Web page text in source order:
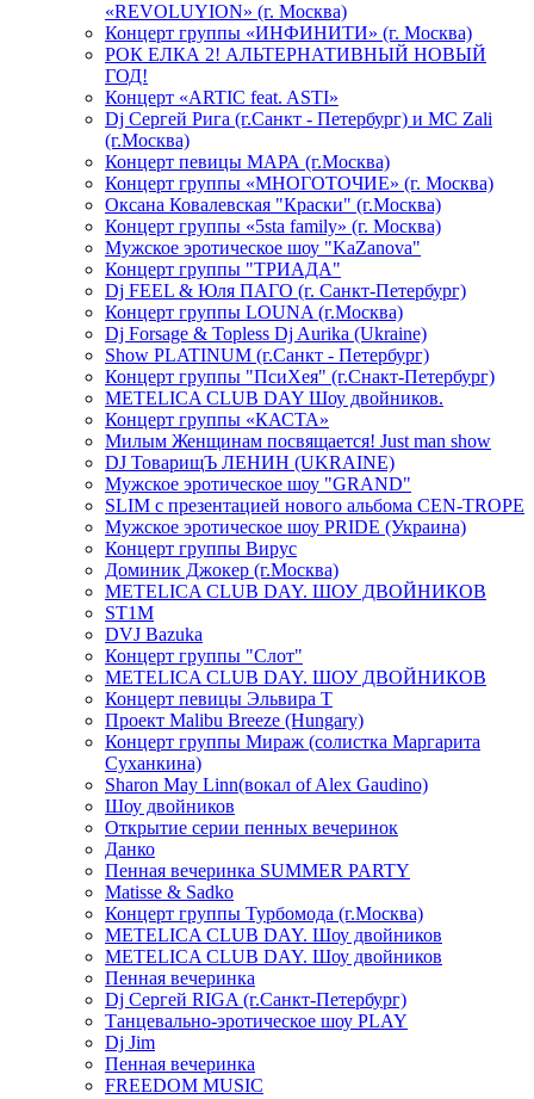
«REVOLUYION» (г. Москва)
Концерт группы «ИНФИНИТИ» (г. Москва)
РОК ЕЛКА 2! АЛЬТЕРНАТИВНЫЙ НОВЫЙ
ГОД!
Концерт «ARTIC feat. ASTI»
Dj Сергей Рига (г.Санкт - Петербург) и MC Zali
(г.Москва)
Концерт певицы МАРА (г.Москва)
Концерт группы «МНОГОТОЧИЕ» (г. Москва)
Оксана Ковалевская "Краски" (г.Москва)
Концерт группы «5sta family» (г. Москва)
Мужское эротическое шоу "KaZanova"
Концерт группы "ТРИАДА"
Dj FEEL & Юля ПАГО (г. Санкт-Петербург)
Концерт группы LOUNA (г.Москва)
Dj Forsage & Topless Dj Aurika (Ukraine)
Show PLATINUM (г.Санкт - Петербург)
Концерт группы "ПсиХея" (г.Снакт-Петербург)
METELICA CLUB DAY Шоу двойников.
Концерт группы «КАСТА»
Милым Женщинам посвящается! Just man show
DJ ТоварищЪ ЛЕНИН (UKRAINE)
Мужское эротическое шоу "GRAND"
SLIM с презентацией нового альбома CEN-TROPE
Мужское эротическое шоу PRIDE (Украина)
Концерт группы Вирус
Доминик Джокер (г.Москва)
METELICA CLUB DAY. ШОУ ДВОЙНИКОВ
ST1M
DVJ Bazuka
Концерт группы "Слот"
METELICA CLUB DAY. ШОУ ДВОЙНИКОВ
Концерт певицы Эльвира Т
Проект Malibu Breeze (Hungary)
Концерт группы Мираж (солистка Маргарита
Суханкина)
Sharon May Linn(вокал of Alex Gaudino)
Шоу двойников
Открытие серии пенных вечеринок
Данко
Пенная вечеринка SUMMER PARTY
Matisse & Sadko
Концерт группы Турбомода (г.Москва)
METELICA CLUB DAY. Шоу двойников
METELICA CLUB DAY. Шоу двойников
Пенная вечеринка
Dj Сергей RIGA (г.Санкт-Петербург)
Танцевально-эротическое шоу PLAY
Dj Jim
Пенная вечеринка
FREEDOM MUSIC